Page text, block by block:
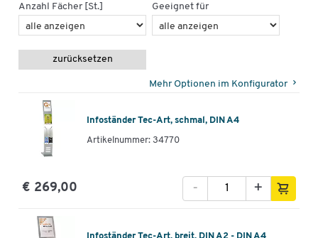
Anzahl Fächer [St.] Geeignet für
zurücksetzen
Mehr Optionen im Konfigurator
Infoständer Tec-Art, schmal, DIN A4
Artikelnummer: 34770
€ 269,00 +
-